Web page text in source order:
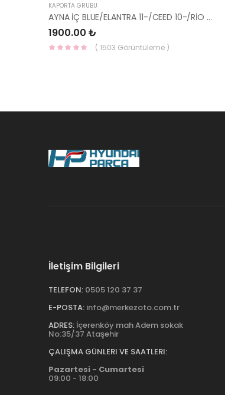
KAPORTA GRUBU
AYNA İÇ BLUE/ELANTRA 11-/CEED 10-/RİO 12-/SPORTAGE 11- 85101-3X100-HMC
1900.00 ₺
( 1503 Görüntüleme )
İletişim Bilgileri
TELEFON: 0505 120 37 37
E-POSTA: info@merkezoto.com.tr
ADRES: İçerenköy mah Adem sokak
No:35/37 Ataşehir
ÇALIŞMA GÜNLERI VE SAATLERI:
Pazartesi - Cumartesi
09:00 - 18:00